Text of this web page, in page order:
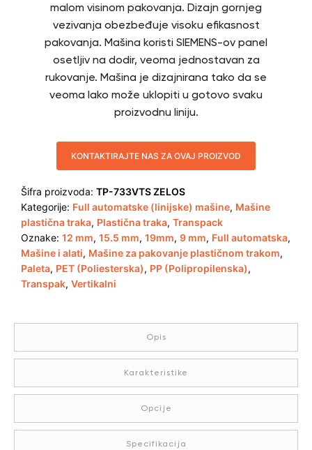
malom visinom pakovanja. Dizajn gornjeg
vezivanja obezbeđuje visoku efikasnost
pakovanja. Mašina koristi SIEMENS-ov panel
osetljiv na dodir, veoma jednostavan za
rukovanje. Mašina je dizajnirana tako da se
veoma lako može uklopiti u gotovo svaku
proizvodnu liniju.
KONTAKTIRAJTE NAS ZA OVAJ PROIZVOD
Šifra proizvoda: TP-733VTS ZELOS
Kategorije: Full automatske (linijske) mašine, Mašine
plastična traka, Plastična traka, Transpack
Oznake: 12 mm, 15.5 mm, 19mm, 9 mm, Full automatska,
Mašine i alati, Mašine za pakovanje plastičnom trakom,
Paleta, PET (Poliesterska), PP (Polipropilenska),
Transpak, Vertikalni
Opis
Karakteristike
Opcije
Specifikacija